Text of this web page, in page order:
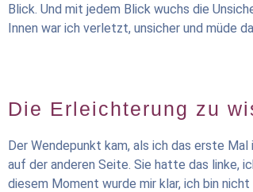
Blick. Und mit jedem Blick wuchs die
Innen war ich verletzt, unsicher und müde
Die Erleichterung zu
Der Wendepunkt kam, als ich das erste
auf der anderen Seite. Sie hatte das linke,
diesem Moment wurde mir klar, ich bin